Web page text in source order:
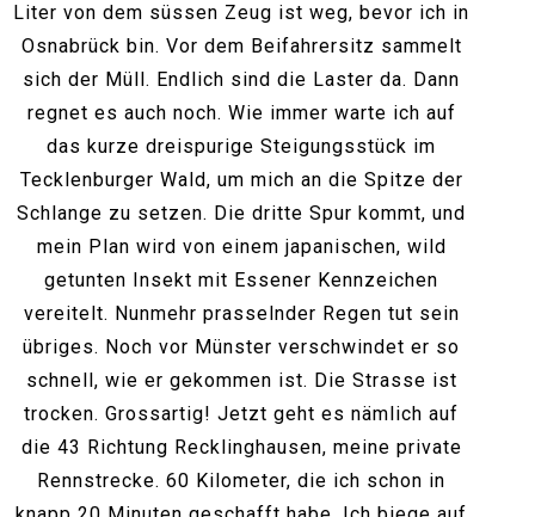
Liter von dem süssen Zeug ist weg, bevor ich in
Osnabrück bin. Vor dem Beifahrersitz sammelt
sich der Müll. Endlich sind die Laster da. Dann
regnet es auch noch. Wie immer warte ich auf
das kurze dreispurige Steigungsstück im
Tecklenburger Wald, um mich an die Spitze der
Schlange zu setzen. Die dritte Spur kommt, und
mein Plan wird von einem japanischen, wild
getunten Insekt mit Essener Kennzeichen
vereitelt. Nunmehr prasselnder Regen tut sein
übriges. Noch vor Münster verschwindet er so
schnell, wie er gekommen ist. Die Strasse ist
trocken. Grossartig! Jetzt geht es nämlich auf
die 43 Richtung Recklinghausen, meine private
Rennstrecke. 60 Kilometer, die ich schon in